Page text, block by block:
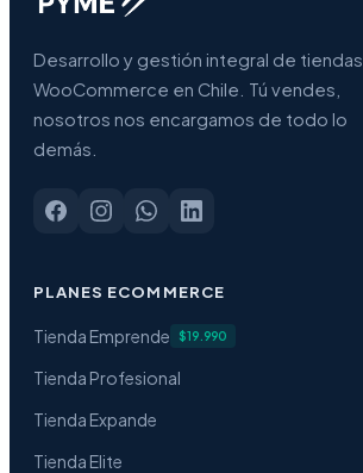
Desarrollo y gestión integral de tiendas
WooCommerce en Chile. Tú vendes,
nosotros nos encargamos de todo lo
demás.
PLANES ECOMMERCE
Tienda Emprende $19.990
Tienda Profesional
Tienda Expande
Tienda Elite